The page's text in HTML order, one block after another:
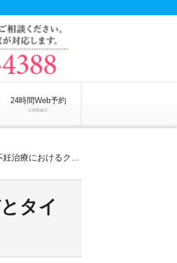
24時間Web予約
contact
クリニック選びとタイミングについて
タイ